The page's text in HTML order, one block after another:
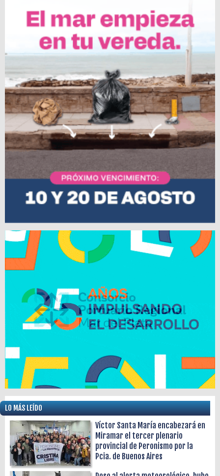
LO MÁS LEÍDO
Víctor Santa María encabezará en
Miramar el tercer plenario
provincial de Peronismo por la
Pcia. de Buenos Aires